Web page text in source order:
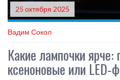
25 октября 2025
Вадим Сокол
Какие лампочки ярче:
ксеноновые или